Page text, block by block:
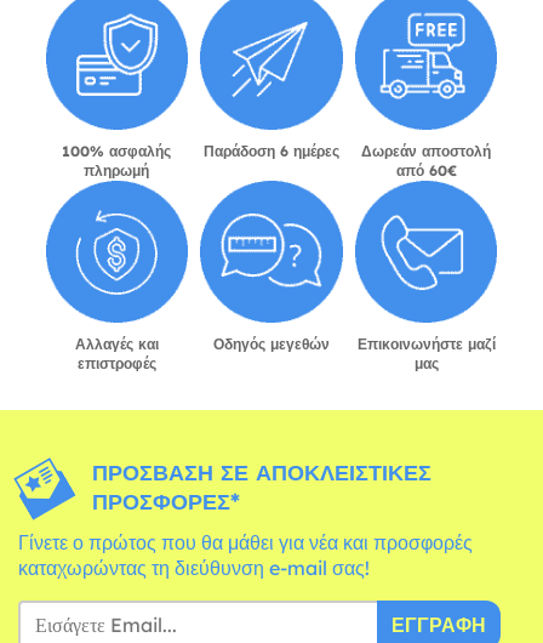
100% ασφαλής
πληρωμή
Παράδοση 6 ημέρες
Δωρεάν αποστολή
από 60€
Αλλαγές και
επιστροφές
Οδηγός μεγεθών
Επικοινωνήστε μαζί
μας
ΠΡΌΣΒΑΣΗ ΣΕ ΑΠΟΚΛΕΙΣΤΙΚΈΣ
ΠΡΟΣΦΟΡΈΣ*
Γίνετε ο πρώτος που θα μάθει για νέα και προσφορές
καταχωρώντας τη διεύθυνση e-mail σας!
ΕΓΓΡΑΦΉ